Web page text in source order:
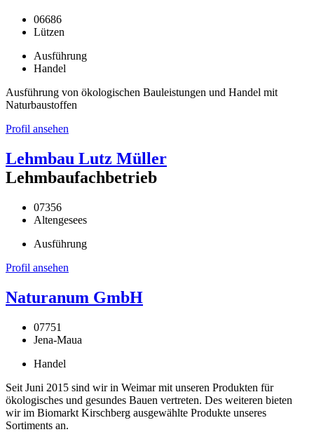
06686
Lützen
Ausführung
Handel
Ausführung von ökologischen Bauleistungen und Handel mit
Naturbaustoffen
Profil ansehen
Lehmbau Lutz Müller
Lehmbaufachbetrieb
07356
Altengesees
Ausführung
Profil ansehen
Naturanum GmbH
07751
Jena-Maua
Handel
Seit Juni 2015 sind wir in Weimar mit unseren Produkten für
ökologisches und gesundes Bauen vertreten. Des weiteren bieten
wir im Biomarkt Kirschberg ausgewählte Produkte unseres
Sortiments an.